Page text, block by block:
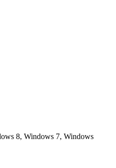
8, Windows 7, Windows